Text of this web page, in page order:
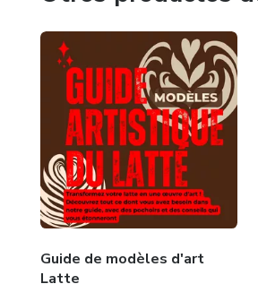
Guide de modèles d'art
Latte